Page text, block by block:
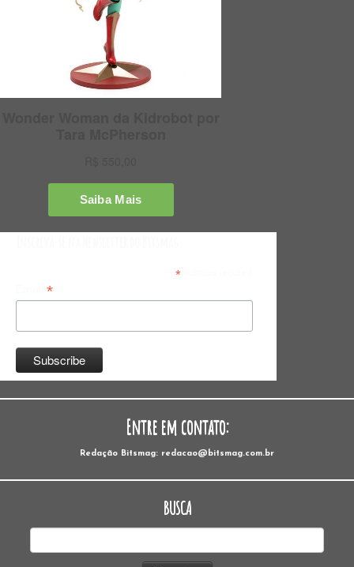
*indicates required
*
Entre em contato:
Redação Bitsmag: redacao@bitsmag.com.br
BUSCA